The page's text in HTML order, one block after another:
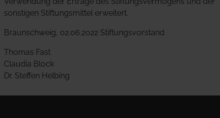
sonstigen Stiftungsmittel erweitert.
Braunschweig, 02.06.2022 Stiftungsvorstand
Thomas Fast
Claudia Block
Dr. Steffen Helbing